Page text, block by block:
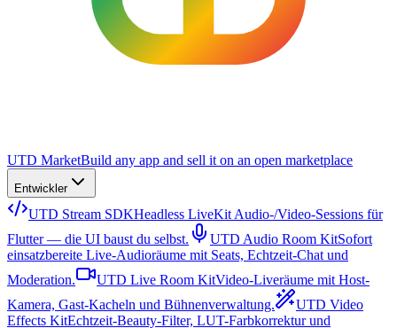
UTD MarketBuild any app and sell it on an open marketplace
Entwickler
UTD Stream SDKHeadless LiveKit Audio-/Video-Sessions für
Flutter — die UI baust du selbst.
UTD Audio Room KitSofort
einsatzbereite Live-Audioräume mit Seats, Echtzeit-Chat und
Moderation.
UTD Live Room KitVideo-Liveräume mit Host-
Kamera, Gast-Kacheln und Bühnenverwaltung.
UTD Video
Effects KitEchtzeit-Beauty-Filter, LUT-Farbkorrektur und